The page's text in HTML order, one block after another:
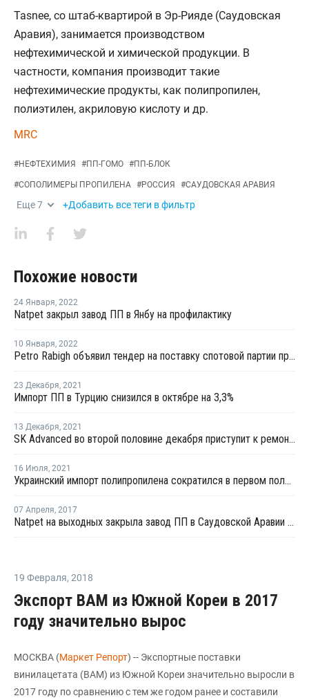
Tasnee, со штаб-квартирой в Эр-Рияде (Саудовская
Аравия), занимается производством
нефтехимической и химической продукции. В
частности, компания производит такие
нефтехимические продукты, как полипропилен,
полиэтилен, акриловую кислоту и др.
MRC
#НЕФТЕХИМИЯ #ПП-ГОМО #ПП-БЛОК
#СОПОЛИМЕРЫ ПРОПИЛЕНА #РОССИЯ #САУДОВСКАЯ АРАВИЯ
Еще7 +Добавить все теги в фильтр
Похожие новости
24 Января, 2022
Natpet закрыл завод ПП в Янбу на профилактику
10 Января, 2022
Petro Rabigh объявил тендер на поставку спотовой партии пропилена с отгрузкой в середине января
23 Декабря, 2021
Импорт ПП в Турцию снизился в октябре на 3,3%
13 Декабря, 2021
SK Advanced во второй половине декабря приступит к ремонту установки дегидрирования пропана в Ульсане
16 Июля, 2021
Украинский импорт полипропилена сократился в первом полугодии на 3%
07 Апреля, 2017
Natpet на выходных закрыла завод ПП в Саудовской Аравии на профилактику
19 Февраля, 2018
Экспорт ВАМ из Южной Кореи в 2017
году значительно вырос
МОСКВА (Маркет Репорт) -- Экспортные поставки
винилацетата (ВАМ) из Южной Кореи значительно выросли в
2017 году по сравнению с тем же годом ранее и составили